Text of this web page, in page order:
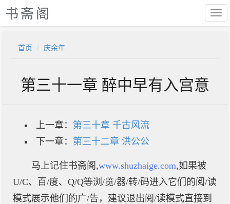
书斋阁
首页 庆余年
第三十一章 醉中早有入宫意
上一章： 第三十章 千古风流
下一章： 第三十二章 洪公公
马上记住书斋阁,www.shuzhaige.com,如果被
U/C、百/度、Q/Q等浏/览/器/转/码进入它们的阅/读
模式展示他们的广/告，建议退出阅/读模式直接到